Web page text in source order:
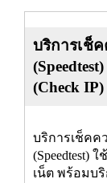
บริการเช็
(Check IP)
บริการเช็คค
(Speedtest)
เน็ต พร้อมบ